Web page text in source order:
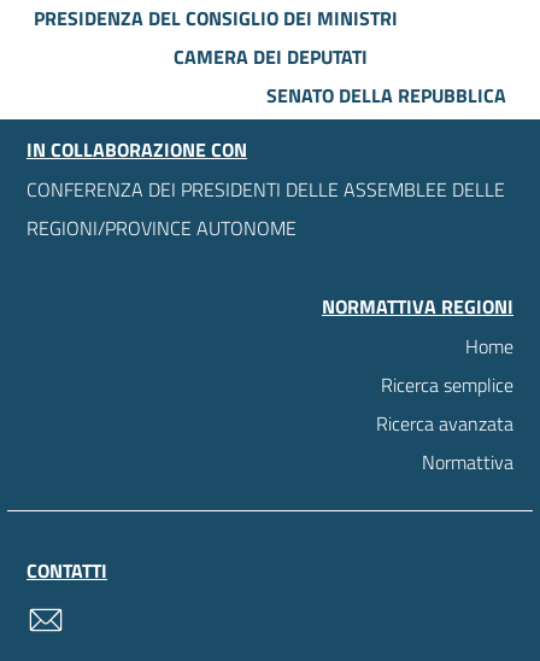
PRESIDENZA DEL CONSIGLIO DEI MINISTRI
CAMERA DEI DEPUTATI
SENATO DELLA REPUBBLICA
IN COLLABORAZIONE CON
CONFERENZA DEI PRESIDENTI DELLE ASSEMBLEE DELLE
REGIONI/PROVINCE AUTONOME
NORMATTIVA REGIONI
Home
Ricerca semplice
Ricerca avanzata
Normattiva
CONTATTI